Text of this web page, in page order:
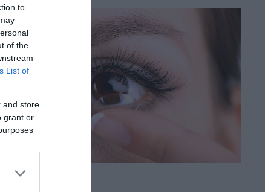
to
of the
List of
and store
grant or